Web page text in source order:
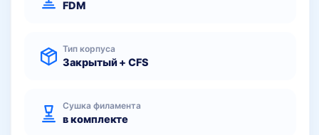
FDM
Тип корпуса
Закрытый + CFS
Сушка филамента
в комплекте